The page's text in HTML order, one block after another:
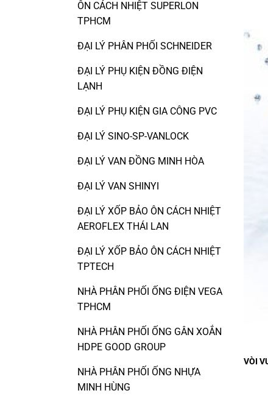
ÔN CÁCH NHIỆT SUPERLON
TPHCM
ĐẠI LÝ PHÂN PHỐI SCHNEIDER
ĐẠI LÝ PHỤ KIỆN ĐỒNG ĐIỆN
LẠNH
ĐẠI LÝ PHỤ KIỆN GIA CÔNG PVC
ĐẠI LÝ SINO-SP-VANLOCK
ĐẠI LÝ VAN ĐỒNG MINH HÒA
ĐẠI LÝ VAN SHINYI
ĐẠI LÝ XỐP BẢO ÔN CÁCH NHIỆT
AEROFLEX THÁI LAN
ĐẠI LÝ XỐP BẢO ÔN CÁCH NHIỆT
TPTECH
NHÀ PHÂN PHỐI ỐNG ĐIỆN VEGA
TPHCM
NHÀ PHÂN PHỐI ỐNG GÂN XOẮN
HDPE GOOD GROUP
NHÀ PHÂN PHỐI ỐNG NHỰA
MINH HÙNG
VÒI